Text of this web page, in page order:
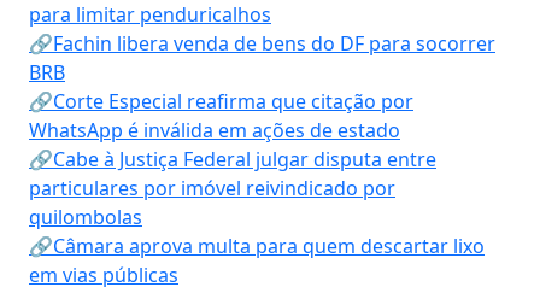
para limitar penduricalhos
🔗Fachin libera venda de bens do DF para socorrer
BRB
🔗Corte Especial reafirma que citação por
WhatsApp é inválida em ações de estado
🔗Cabe à Justiça Federal julgar disputa entre
particulares por imóvel reivindicado por
quilombolas
🔗Câmara aprova multa para quem descartar lixo
em vias públicas